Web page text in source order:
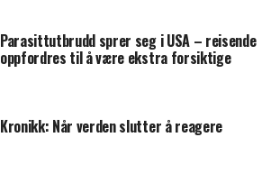
Parasittutbrudd sprer seg i USA – reisende
oppfordres til å være ekstra forsiktige
Kronikk: Når verden slutter å reagere